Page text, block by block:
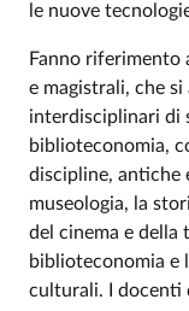
le nuove
Fanno riferimento
e magistrali, che
interdisciplinari di
biblioteconomia,
discipline, antiche
museologia, la
del cinema e della
biblioteconomia e
culturali. I docenti